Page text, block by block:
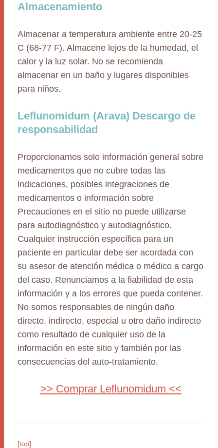
Almacenamiento
Almacenar a temperatura ambiente entre 20-25
C (68-77 F). Almacene lejos de la humedad, el
calor y la luz solar. No se recomienda
almacenar en un baño y lugares disponibles
para niños.
Leflunomidum (Arava) Descargo de
responsabilidad
Proporcionamos solo información general sobre
medicamentos que no cubre todas las
indicaciones, posibles integraciones de
medicamentos o información sobre
Precauciones en el sitio no puede utilizarse
para autodiagnóstico y autodiagnóstico.
Cualquier instrucción específica para un
paciente en particular debe ser acordada con
su asesor de atención médica o médico a cargo
del caso. Renunciamos a la fiabilidad de esta
información y a los errores que pueda contener.
No somos responsables de ningún daño
directo, indirecto, especial u otro daño indirecto
como resultado de cualquier uso de la
información en este sitio y también por las
consecuencias del auto-tratamiento.
>> Comprar Leflunomidum <<
[top]